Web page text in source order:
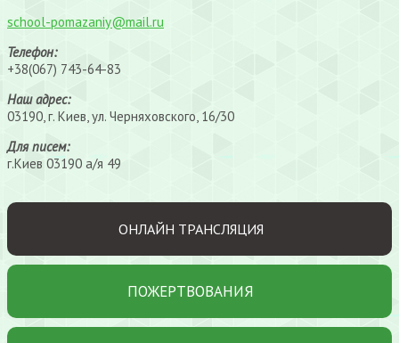
school-pomazaniy@mail.ru
Телефон:
+38(067) 743-64-83
Наш адрес:
03190, г. Киев, ул. Черняховского, 16/30
Для писем:
г.Киев 03190 а/я 49
ОНЛАЙН ТРАНСЛЯЦИЯ
ПОЖЕРТВОВАНИЯ